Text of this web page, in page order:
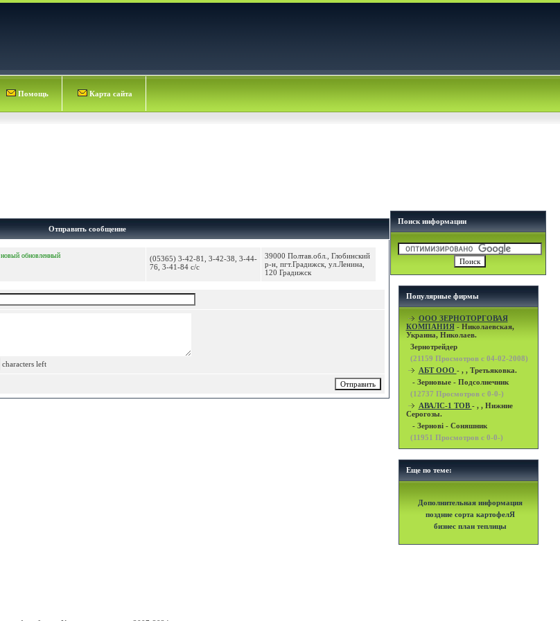
Помощь Карта сайта
Отправить сообщение
новый обновленный
(05365) 3-42-81, 3-42-38, 3-44-
76, 3-41-84 с/с
39000 Полтав.обл., Глобинский
р-н, пгт.Градижск, ул.Ленина,
120 Градижск
characters left
Поиск информации
Популярные фирмы
OOO ЗЕРНОТОРГОВАЯ
КОМПАНИЯ- Николаевская,
Украина, Николаев.
Зернотрейдер
(21159 Просмотров с 04-02-2008)
АБТ ООО - , , Третьяковка.
- Зерновые - Подсолнечник
(12737 Просмотров с 0-0-)
АВАЛС-1 ТОВ - , , Нижние
Серогозы.
- Зернові - Соняшник
(11951 Просмотров с 0-0-)
Еще по теме:
Дополнительная информация
поздние сорта картофелЯ
бизнес план теплицы